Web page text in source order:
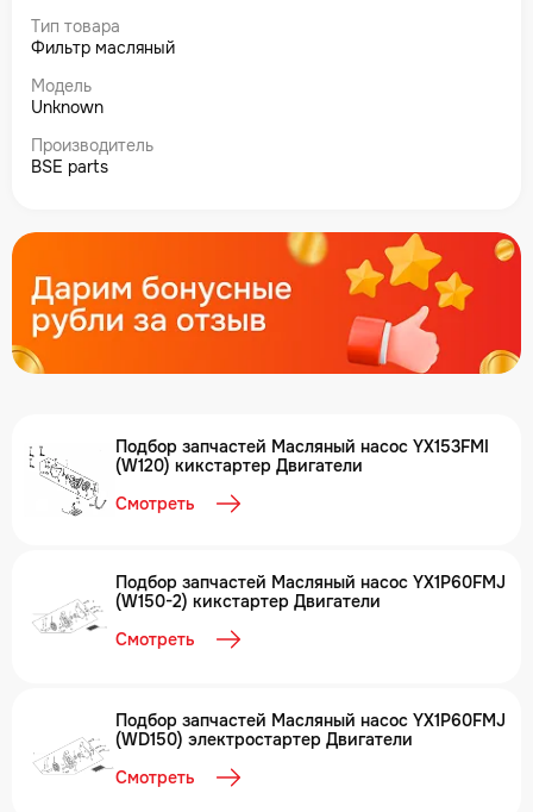
Тип товара
Фильтр масляный
Модель
Unknown
Производитель
BSE parts
Подбор запчастей Масляный насос YX153FMI
(W120) кикстартер Двигатели
Смотреть
Подбор запчастей Масляный насос YX1P60FMJ
(W150-2) кикстартер Двигатели
Смотреть
Подбор запчастей Масляный насос YX1P60FMJ
(WD150) электростартер Двигатели
Смотреть